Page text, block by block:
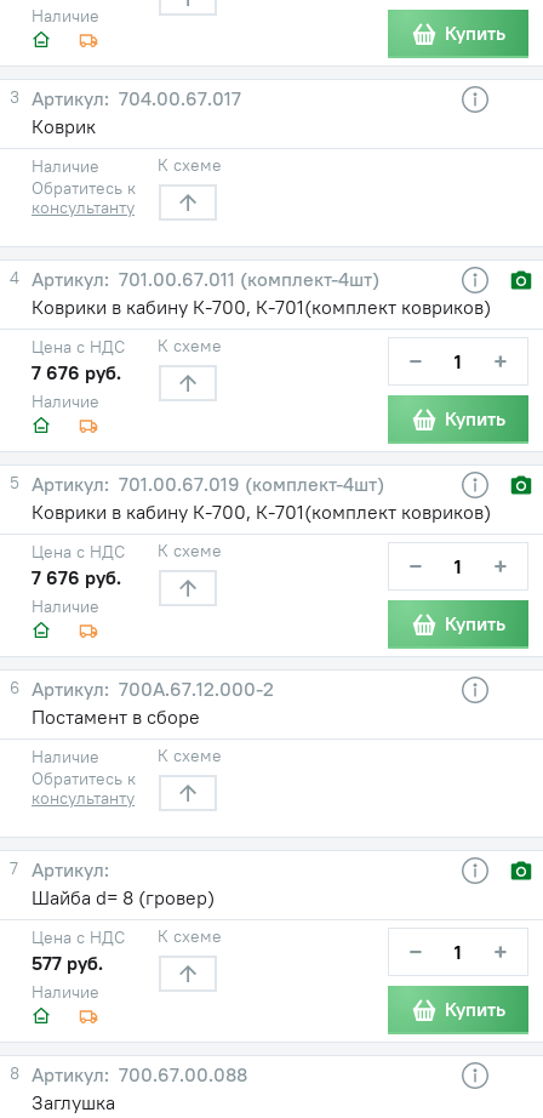
Наличие
Купить
3
704.00.67.017
Коврик
Наличие
Обратитесь к
консультанту
К схеме
4
701.00.67.011 (комплект-4шт)
Коврики в кабину К-700, К-701(комплект ковриков)
Наличие
Цена с НДС
7 676 руб.
К схеме − +
Купить
5
701.00.67.019 (комплект-4шт)
Коврики в кабину К-700, К-701(комплект ковриков)
Наличие
Цена с НДС
7 676 руб.
К схеме − +
Купить
6
700А.67.12.000-2
Постамент в сборе
Наличие
Обратитесь к
консультанту
К схеме
7
Шайба d= 8 (гровер)
Наличие
Цена с НДС
577 руб.
К схеме − +
Купить
8
700.67.00.088
Заглушка